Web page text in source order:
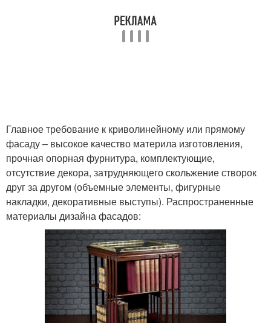
Главное требование к криволинейному или прямому
фасаду – высокое качество материла изготовления,
прочная опорная фурнитура, комплектующие,
отсутствие декора, затрудняющего скольжение створок
друг за другом (объемные элементы, фигурные
накладки, декоративные выступы). Распространенные
материалы дизайна фасадов: